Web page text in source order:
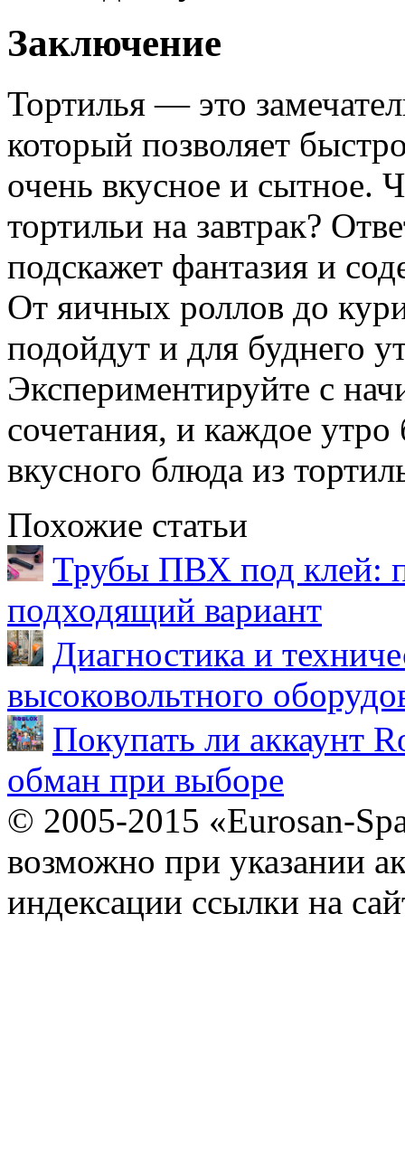
Заключение
Тортилья — это
который позволяет
очень вкусное и сытное.
тортильи на завтрак?
подскажет фантазия и
От яичных роллов до
подойдут и для буднего
Экспериментируйте с
сочетания, и каждое утро
вкусного блюда из
Похожие статьи
Трубы ПВХ под клей:
подходящий вариант
Диагностика и
высоковольтного
Покупать ли аккаунт
обман при выборе
© 2005-2015 «Eurosan-
возможно при указании
индексации ссылки на